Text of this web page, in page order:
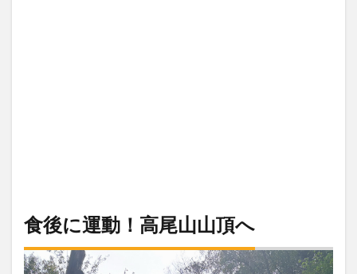
食後に運動！高尾山山頂へ